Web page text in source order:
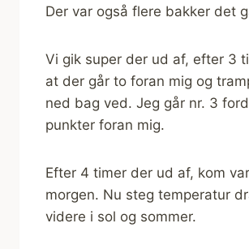
Der var også flere bakker det
Vi gik super der ud af, efter 3
at der går to foran mig og
ned bag ved. Jeg går nr. 3
punkter foran mig.
Efter 4 timer der ud af, kom
morgen. Nu steg temperatur
videre i sol og sommer.